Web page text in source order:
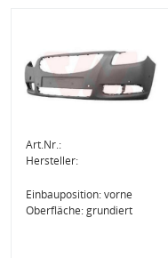
Art.Nr.:
Hersteller:
Einbauposition: vorne
Oberfläche: grundiert